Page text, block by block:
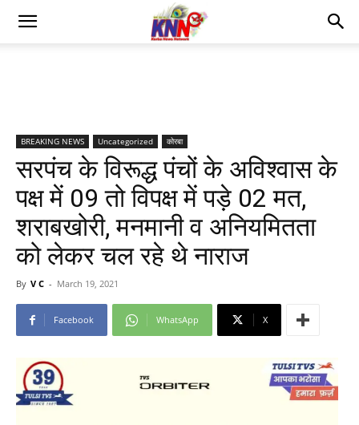
BREAKING NEWS Uncategorized कोरबा
सरपंच के विरूद्ध पंचों के अविश्वास के
पक्ष में 09 तो विपक्ष में पड़े 02 मत,
शराबखोरी, मनमानी व अनियमितता
को लेकर चल रहे थे नाराज
By V C - March 19, 2021
Facebook WhatsApp X